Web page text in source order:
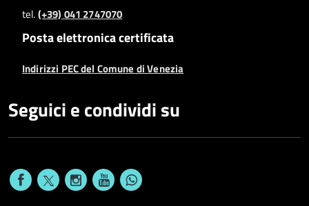
tel.(+39) 041 2747070
Posta elettronica certificata
Indirizzi PEC del Comune di Venezia
Seguici e condividi su